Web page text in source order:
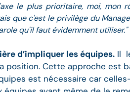
le plus prioritaire, moi, mon
que c'est le privilège du
qu'il faut évidemment utiliser."
d’impliquer les équipes. Il
position. Cette approche est
est nécessaire car